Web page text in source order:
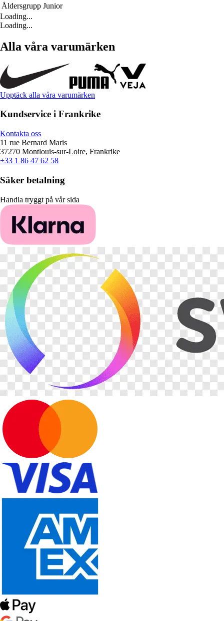
Åldersgrupp Junior
Loading...
Loading...
Alla våra varumärken
Upptäck alla våra varumärken
Kundservice i Frankrike
Kontakta oss
11 rue Bernard Maris
37270 Montlouis-sur-Loire, Frankrike
+33 1 86 47 62 58
Säker betalning
Handla tryggt på vår sida